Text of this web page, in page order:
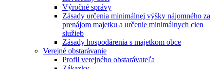
Výročné správy
Zásady určenia minimálnej výšky nájomného za
prenájom majetku a určenie minimálnych cien
služieb
Zásady hospodárenia s majetkom obce
Verejné obstarávanie
Profil verejného obstarávateľa